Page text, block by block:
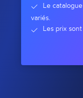
Le
variés.
Les prix